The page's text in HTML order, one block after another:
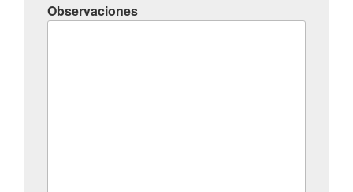
Observaciones